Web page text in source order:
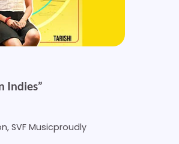
Indies”
SVF Musicproudly